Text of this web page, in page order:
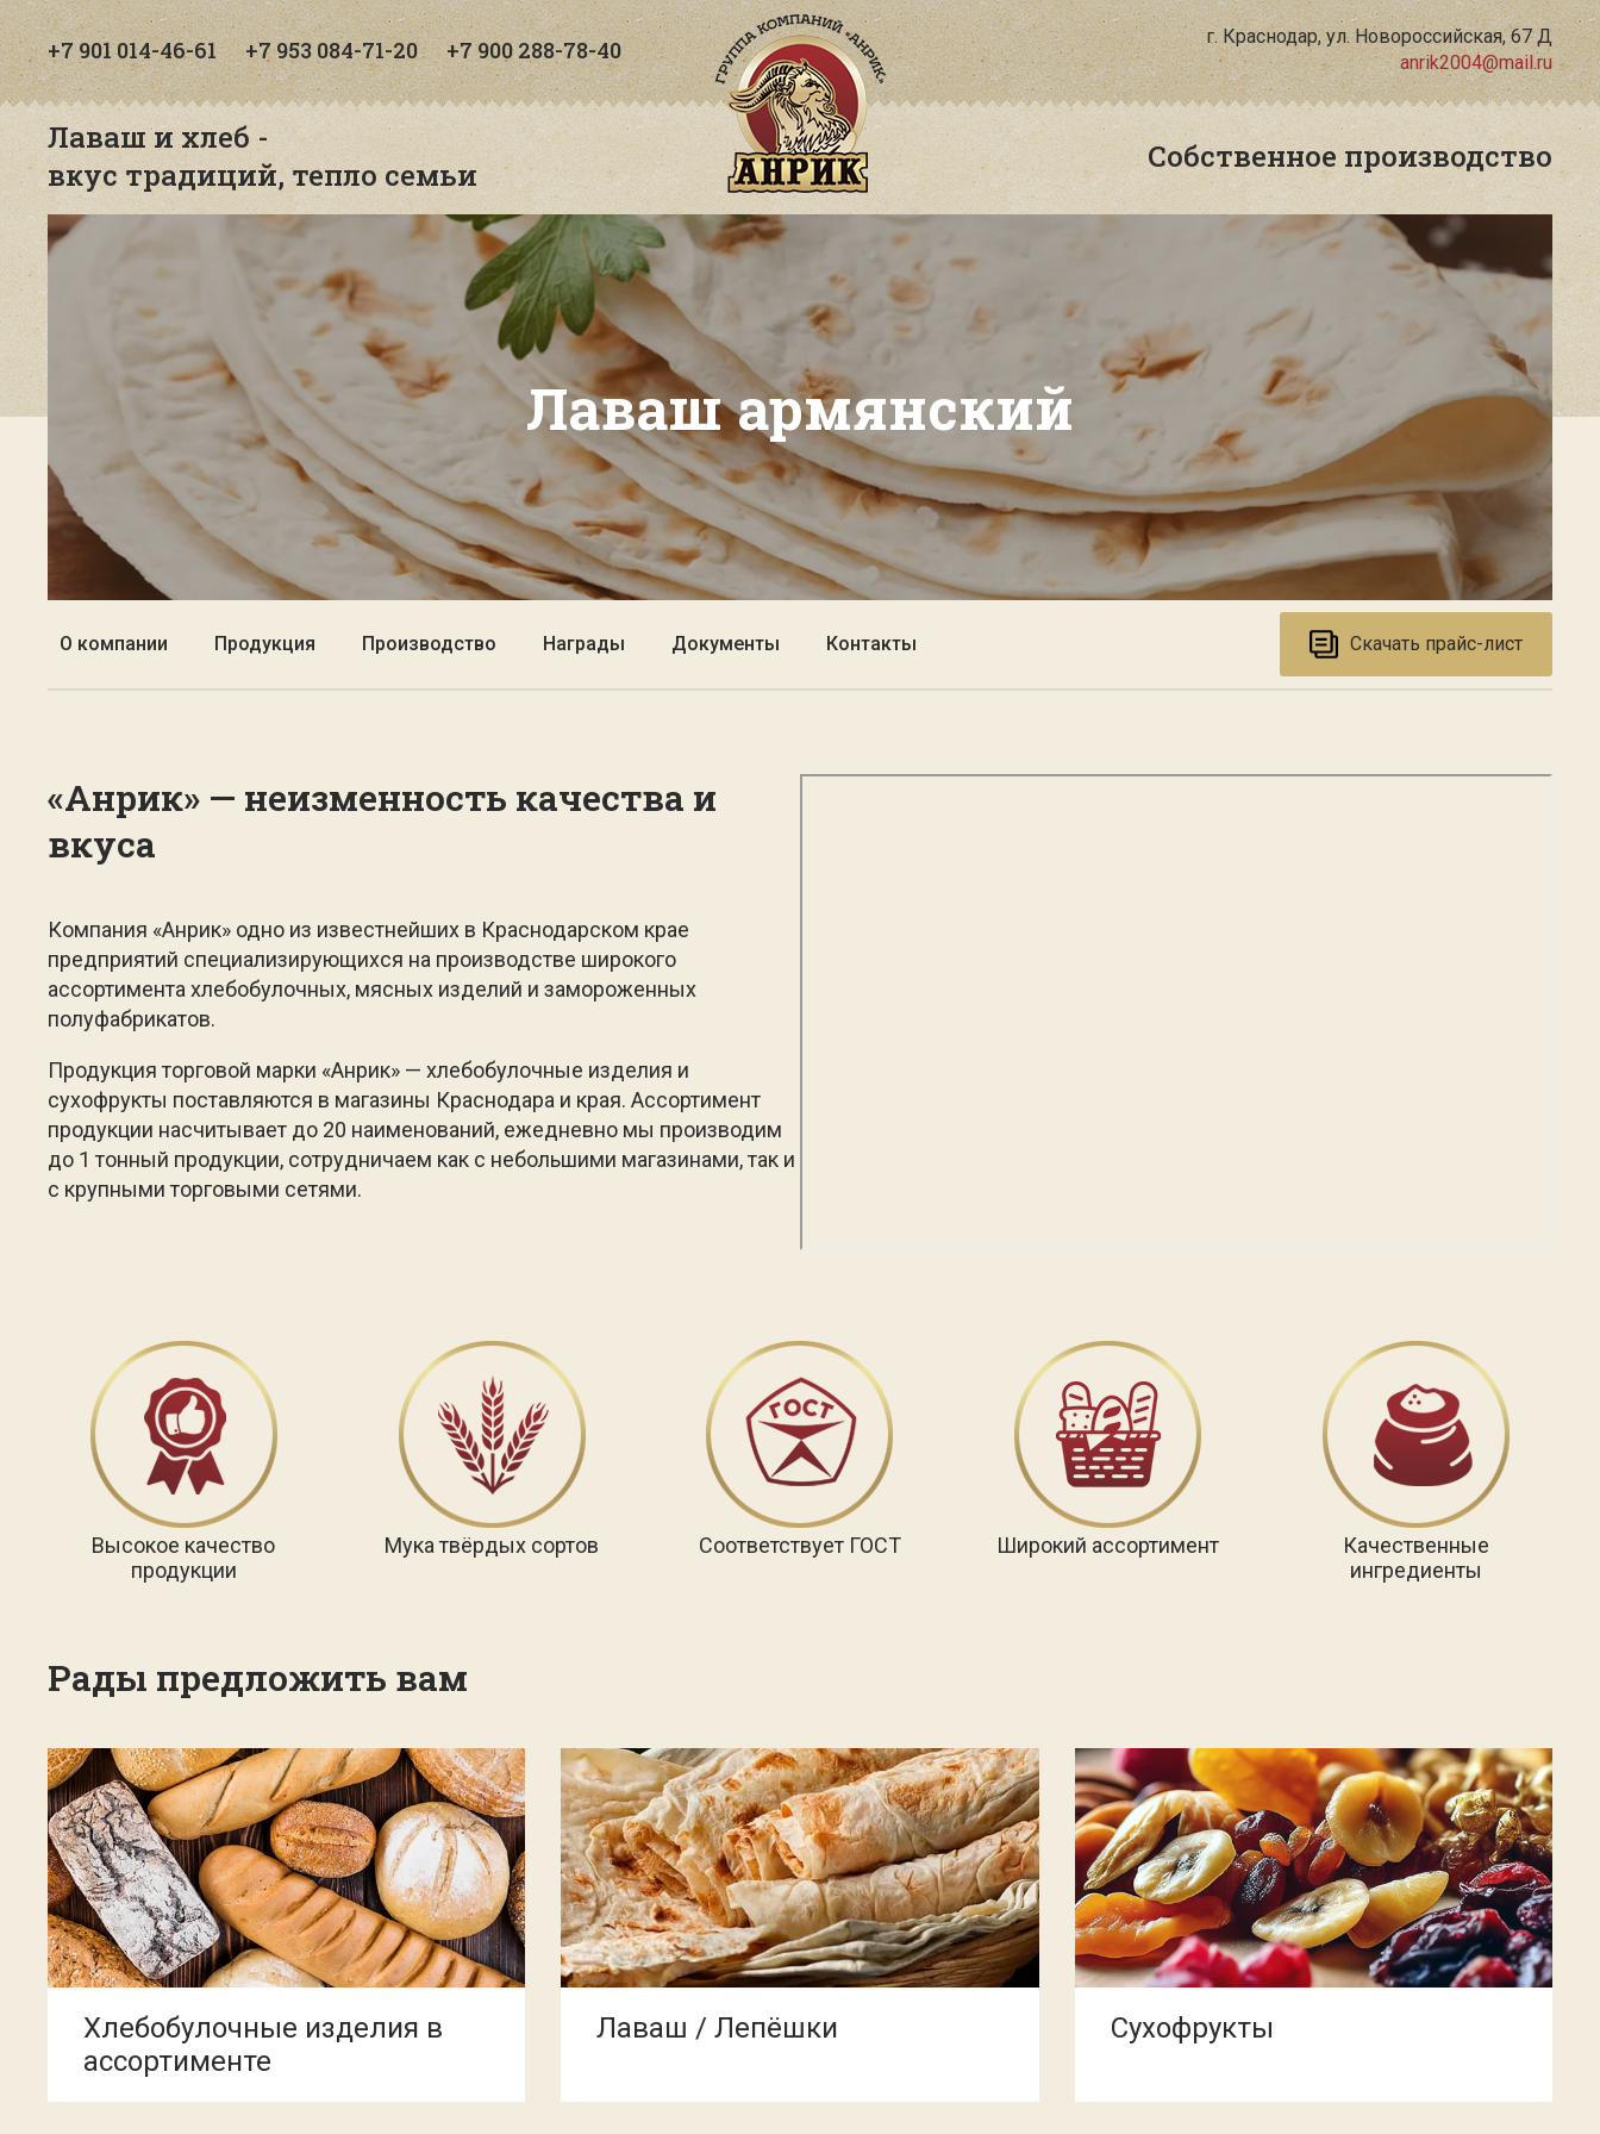
+7 901 014-46-61 +7 953 084-71-20 +7 900 288-78-40
г. Краснодар, ул. Новороссийская, 67 Д
anrik2004@mail.ru
Лаваш и хлеб -
вкус традиций, тепло семьи
Собственное производство
Лаваш армянский
О компании Продукция Производство Награды Документы Контакты Скачать прайс-лист
«Анрик» — неизменность качества и
вкуса
Компания «Анрик» одно из известнейших в Краснодарском крае
предприятий специализирующихся на производстве широкого
ассортимента хлебобулочных, мясных изделий и замороженных
полуфабрикатов.
Продукция торговой марки «Анрик» — хлебобулочные изделия и
сухофрукты поставляются в магазины Краснодара и края. Ассортимент
продукции насчитывает до 20 наименований, ежедневно мы производим
до 1 тонный продукции, сотрудничаем как с небольшими магазинами, так и
с крупными торговыми сетями.
Высокое качество
продукции
Мука твёрдых сортов Соответствует ГОСТ Широкий ассортимент
Качественные
ингредиенты
Рады предложить вам
Хлебобулочные изделия в
ассортименте
Лаваш / Лепёшки Сухофрукты